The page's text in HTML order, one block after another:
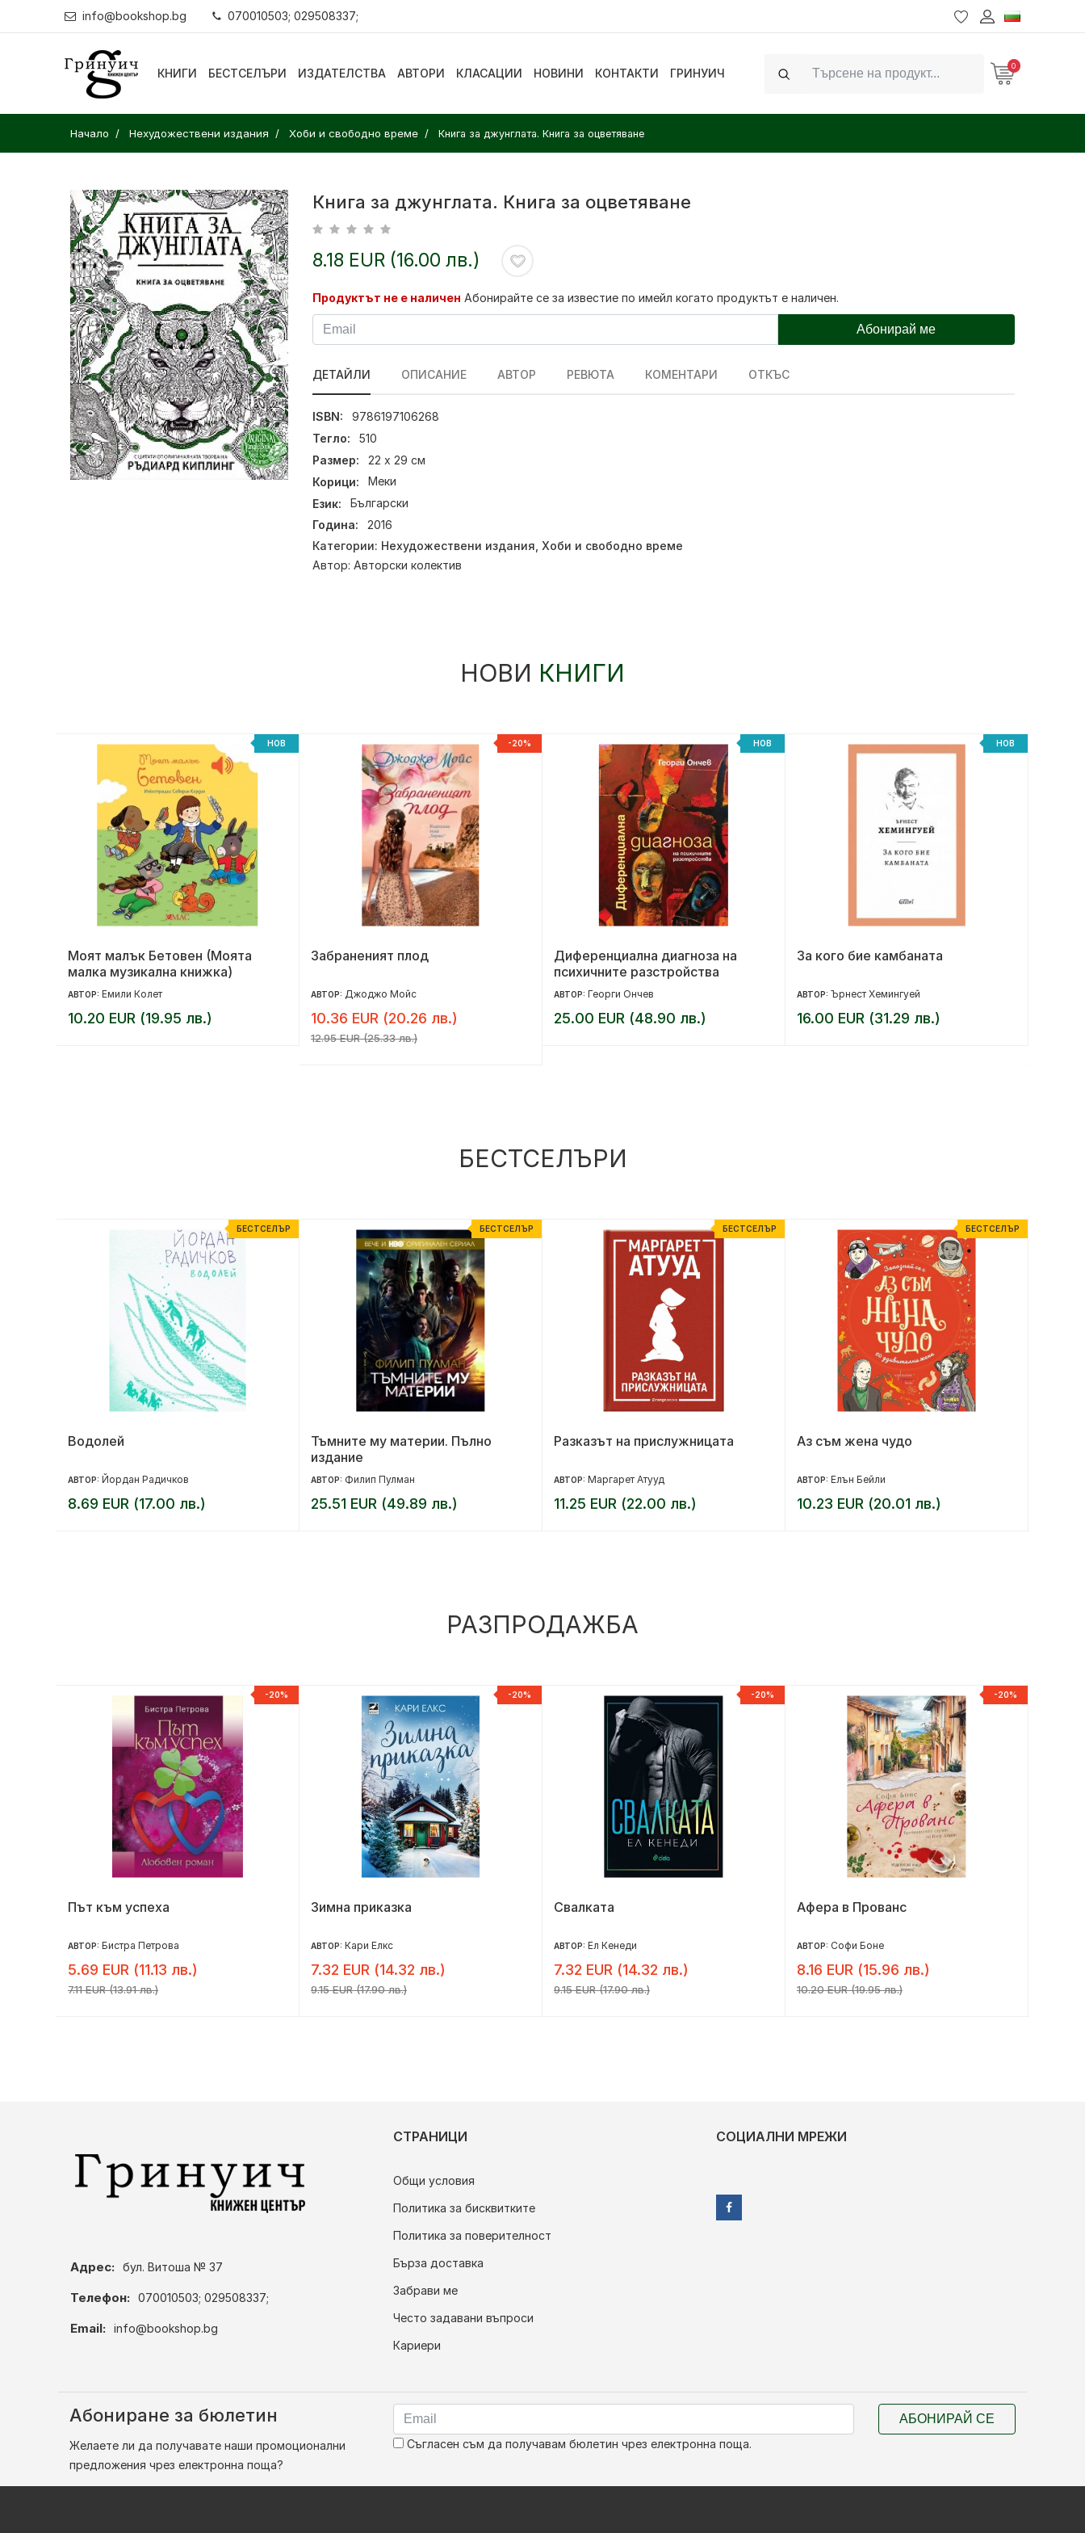
info@bookshop.bg 070010503; 029508337;
КНИГИ БЕСТСЕЛЪРИ ИЗДАТЕЛСТВА АВТОРИ КЛАСАЦИИ НОВИНИ КОНТАКТИ ГРИНУИЧ
Search
0
Начало Нехудожествени издания Хоби и свободно време Книга за джунглата. Книга за оцветяване
Книга за джунглата. Книга за оцветяване
8.18 EUR (16.00 лв.)
Продуктът не е наличен Абонирайте се за известие по имейл когато продуктът е наличен.
Абонирай ме
ДЕТАЙЛИ ОПИСАНИЕ АВТОР РЕВЮТА КОМЕНТАРИ ОТКЪС
ISBN:
9786197106268
Тегло:
510
Размер:
22 х 29 см
Корици:
Меки
Език:
Български
Година:
2016
Категории: Нехудожествени издания Хоби и свободно време
Автор: Авторски колектив
НОВИ КНИГИ
НОВ
Моят малък Бетовен (Моята
малка музикална книжка)
АВТОР: Емили Колет
10.20 EUR (19.95 лв.)
-20%
Забраненият плод
АВТОР: Джоджо Мойс
10.36 EUR (20.26 лв.)
12.95 EUR (25.33 лв.)
НОВ
Диференциална диагноза на
психичните разстройства
АВТОР: Георги Ончев
25.00 EUR (48.90 лв.)
НОВ
За кого бие камбаната
АВТОР: Ърнест Хемингуей
16.00 EUR (31.29 лв.)
БЕСТСЕЛЪРИ
БЕСТСЕЛЪР
Водолей
АВТОР: Йордан Радичков
8.69 EUR (17.00 лв.)
БЕСТСЕЛЪР
Тъмните му материи. Пълно
издание
АВТОР: Филип Пулман
25.51 EUR (49.89 лв.)
БЕСТСЕЛЪР
Разказът на прислужницата
АВТОР: Маргарет Атууд
11.25 EUR (22.00 лв.)
БЕСТСЕЛЪР
Аз съм жена чудо
АВТОР: Елън Бейли
10.23 EUR (20.01 лв.)
РАЗПРОДАЖБА
-20%
Път към успеха
АВТОР: Бистра Петрова
5.69 EUR (11.13 лв.)
7.11 EUR (13.91 лв.)
-20%
Зимна приказка
АВТОР: Кари Елкс
7.32 EUR (14.32 лв.)
9.15 EUR (17.90 лв.)
-20%
Свалката
АВТОР: Ел Кенеди
7.32 EUR (14.32 лв.)
9.15 EUR (17.90 лв.)
-20%
Афера в Прованс
АВТОР: Софи Боне
8.16 EUR (15.96 лв.)
10.20 EUR (19.95 лв.)
Адрес: бул. Витоша № 37
Телефон: 070010503; 029508337;
Email: info@bookshop.bg
СТРАНИЦИ
Общи условия
Политика за бисквитките
Политика за поверителност
Бърза доставка
Забрави ме
Често задавани въпроси
Кариери
СОЦИАЛНИ МРЕЖИ
Абониране за бюлетин
Желаете ли да получавате наши промоционални
предложения чрез електронна поща?
Съгласен съм да получавам бюлетин чрез електронна поща.
АБОНИРАЙ СЕ